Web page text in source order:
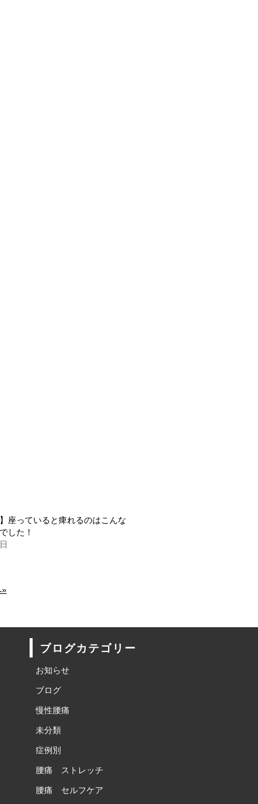
】座っていると痺れるのはこんな
した！
»
ブログカテゴリー
お知らせ
ブログ
慢性腰痛
未分類
症例別
腰痛 ストレッチ
腰痛 セルフケア